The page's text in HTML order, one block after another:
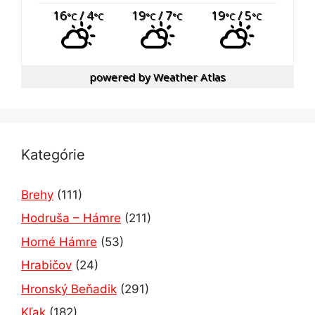
16°C/ 4°C 19°C/ 7°C 19°C/ 5°C
powered byWeather Atlas
Kategórie
Brehy (111)
Hodruša – Hámre (211)
Horné Hámre (53)
Hrabičov (24)
Hronský Beňadik (291)